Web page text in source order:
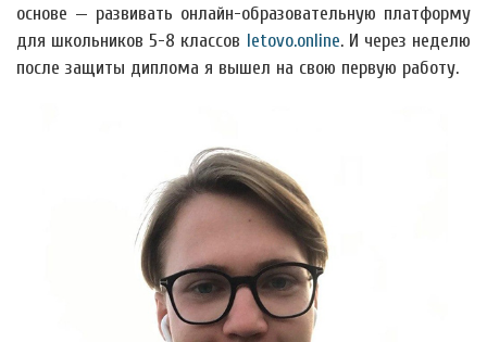
основе — развивать онлайн-образовательную платформу
для школьников 5-8 классов letovo.online. И через неделю
после защиты диплома я вышел на свою первую работу.